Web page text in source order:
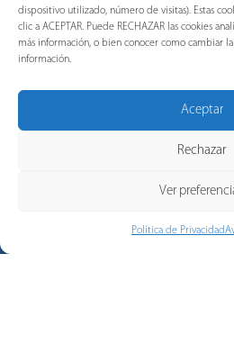
dispositivo utilizado, número de visitas). Estas
clic a ACEPTAR. Puede RECHAZAR las cookies
más información, o bien conocer como cambiar
información.
Aceptar
Rechazar
Ver
Política de Privacidad
Descargas
Descarga todos nuestros
Red comercial